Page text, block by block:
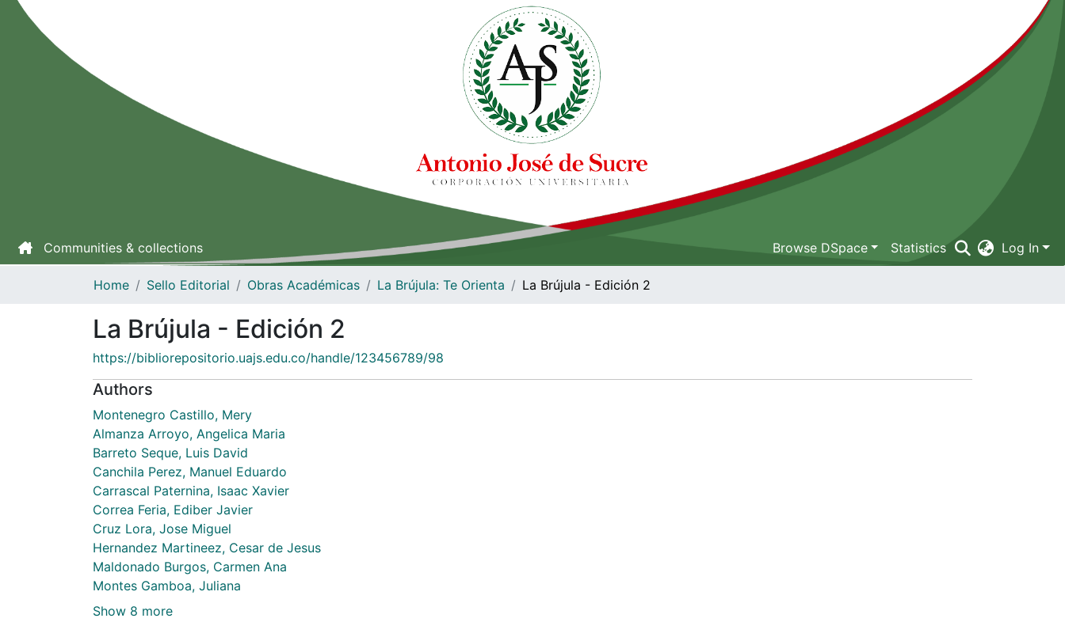
Communities & collections Browse DSpace Statistics Log In
Home Sello Editorial Obras Académicas La Brújula: Te Orienta La Brújula - Edición 2
La Brújula - Edición 2
https://bibliorepositorio.uajs.edu.co/handle/123456789/98
Authors
Montenegro Castillo, Mery
Almanza Arroyo, Angelica Maria
Barreto Seque, Luis David
Canchila Perez, Manuel Eduardo
Carrascal Paternina, Isaac Xavier
Correa Feria, Ediber Javier
Cruz Lora, Jose Miguel
Hernandez Martineez, Cesar de Jesus
Maldonado Burgos, Carmen Ana
Montes Gamboa, Juliana
Show 8 more